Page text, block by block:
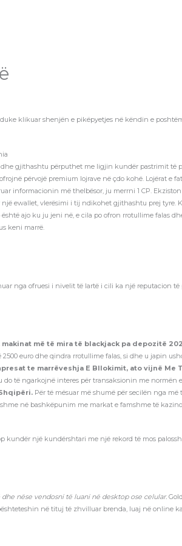
klikuar shenjën e pikëpyetjes në këndin e
dhe gjithashtu përputhet me ligjin kundër pastrimit të
përvojë premium lojrave në çdo kohë. Lojërat
informacionin më thelbësor, ju merrni 1 CP.
ewallet, vlerësimi i tij ndikohet gjithashtu prej
ajo ku ju jeni në, e cila po ofron rrotullime falas
keni marrë.
nga ofruesi i nivelit të lartë i cili ka një reputacion
makinat më të mira të blackjack pa depozitë
euro dhe qindra rrotullime falas, si dhe u japin
te marrëveshja E Bllokimit, ato vijnë Me
të ngarkojnë interes për transaksionin me normën e
Për të mësuar më shumë për secilën nga
në bashkëpunim me markat e famshme të
kundër një kundërshtari me një rekord të mos
nëse vendosni të luani në desktop ose celular.
në tituj të zhvilluar brenda, luaj në online